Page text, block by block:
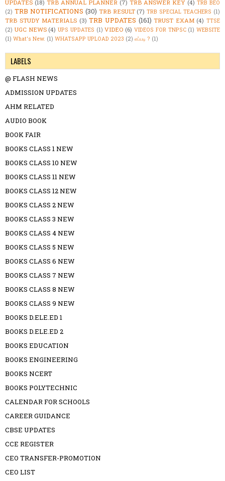
UPDATES (18) TRB ANNUAL PLANNER (7) TRB ANSWER KEY (4) TRB BEO
(2) TRB NOTIFICATIONS (30) TRB RESULT (7) TRB SPECIAL TEACHERS (1)
TRB STUDY MATERIALS (3) TRB UPDATES (161) TRUST EXAM (4) TTSE
(2) UGC NEWS (4) UPS UPDATES (1) VIDEO (6) VIDEOS FOR TNPSC (1) WEBSITE
(1) What's New. (1) WHATSAPP UPLOAD 2023 (2) எப்படி ? (1)
LABELS
@ FLASH NEWS
ADMISSION UPDATES
AHM RELATED
AUDIO BOOK
BOOK FAIR
BOOKS CLASS 1 NEW
BOOKS CLASS 10 NEW
BOOKS CLASS 11 NEW
BOOKS CLASS 12 NEW
BOOKS CLASS 2 NEW
BOOKS CLASS 3 NEW
BOOKS CLASS 4 NEW
BOOKS CLASS 5 NEW
BOOKS CLASS 6 NEW
BOOKS CLASS 7 NEW
BOOKS CLASS 8 NEW
BOOKS CLASS 9 NEW
BOOKS D.ELE.ED 1
BOOKS D.ELE.ED 2
BOOKS EDUCATION
BOOKS ENGINEERING
BOOKS NCERT
BOOKS POLYTECHNIC
CALENDAR FOR SCHOOLS
CAREER GUIDANCE
CBSE UPDATES
CCE REGISTER
CEO TRANSFER-PROMOTION
CEO LIST